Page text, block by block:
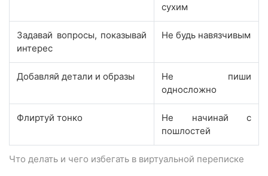
Что делать и чего избегать в виртуальной переписке
сухим
Задавай вопросы, показывай
интерес
Не будь навязчивым
Добавляй детали и образы
Не пиши
односложно
Флиртуй тонко
Не начинай с
пошлостей